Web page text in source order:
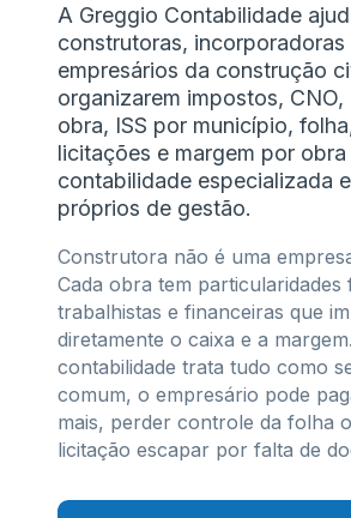
A Greggio Contabilidade
construtoras, incorporadoras
empresários da construção
organizarem impostos, CNO,
obra, ISS por município,
licitações e margem por
contabilidade especializada
próprios de gestão.
Construtora não é uma
Cada obra tem particularidades
trabalhistas e financeiras que
diretamente o caixa e a
contabilidade trata tudo como
comum, o empresário pode
mais, perder controle da folha
licitação escapar por falta de